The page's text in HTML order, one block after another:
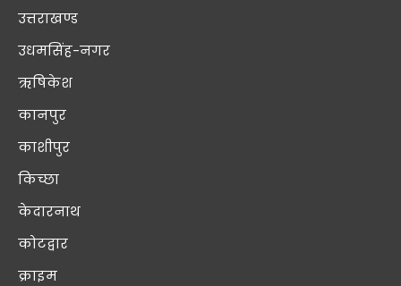
उत्तराखण्ड
उधमसिंह-नगर
ऋषिकेश
कानपुर
काशीपुर
किच्छा
केदारनाथ
कोटद्वार
क्राइम